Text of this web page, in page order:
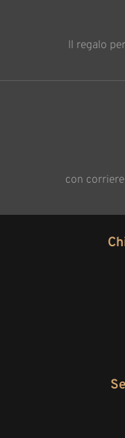
Il regalo
con